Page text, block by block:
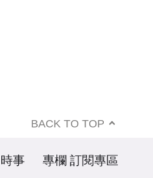
BACK TO TOP
時事 專欄 訂閱專區